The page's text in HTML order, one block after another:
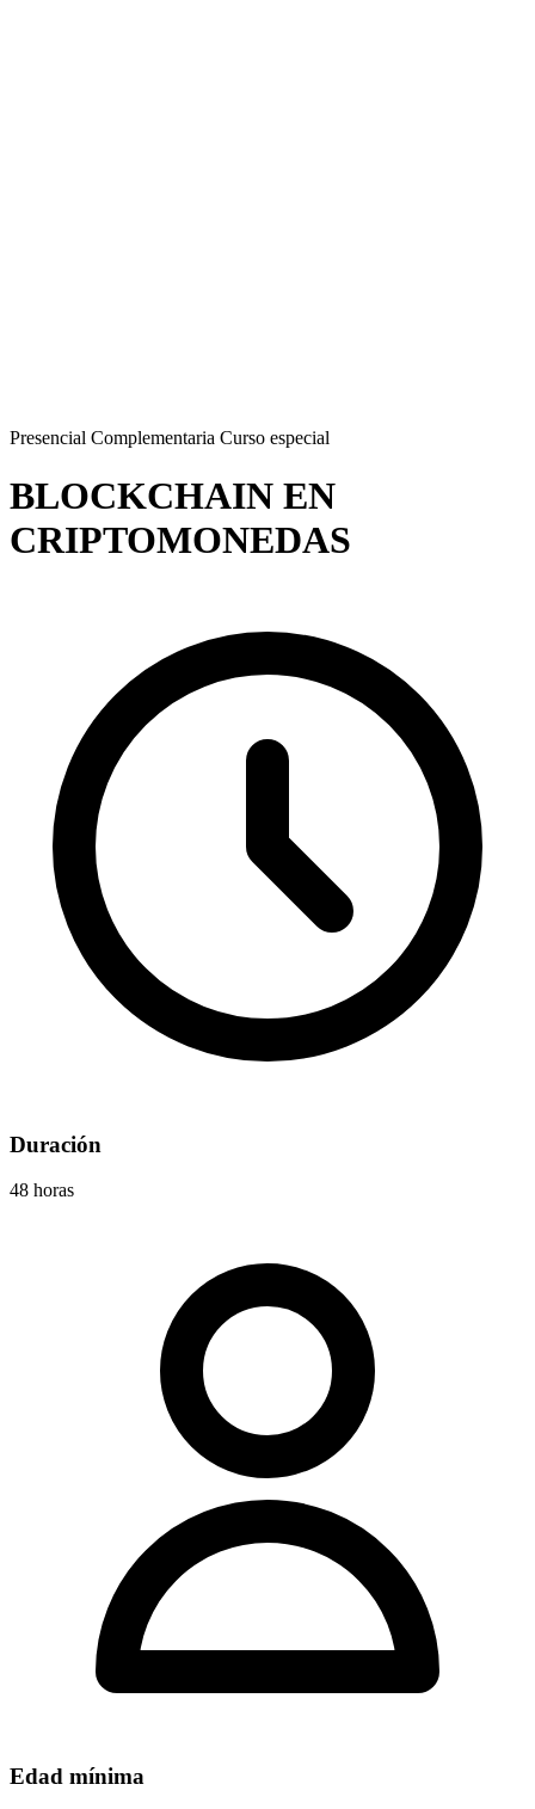
Presencial Complementaria Curso especial
BLOCKCHAIN EN
CRIPTOMONEDAS
Duración
48 horas
Edad mínima